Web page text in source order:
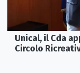
Unical, il Cda
Circolo